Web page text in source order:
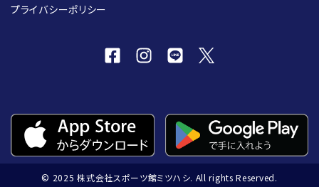
プライバシーポリシー
© 2025 株式会社スポーツ館ミツハシ. All rights Reserved.